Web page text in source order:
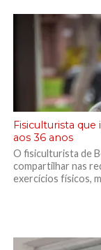
Fisiculturista
aos 36 anos
O fisiculturista de
compartilhar nas
exercícios físicos,